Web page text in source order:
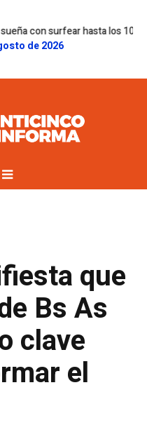
hasta los 100 años
de 2026
que
Bs As
clave
el